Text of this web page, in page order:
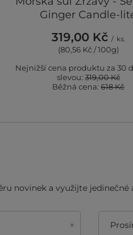
Ginger Candle-
319,00 Kč / ks.
(80,56 Kč / 100g)
Nejnižší cena produktu za 30
slevou:319,00 Kč
Běžná cena:618 Kč
novinek a využijte jedinečné